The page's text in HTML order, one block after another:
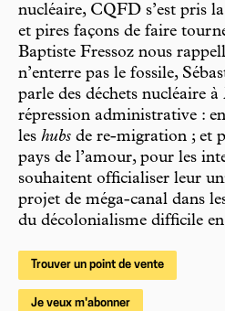
nucléaire, CQFD s’est pris
et pires façons de faire
Baptiste Fressoz nous
n’enterre pas le fossile,
parle des déchets nucléaire
répression administrative :
les hubs de re-migration ; et
pays de l’amour, pour les
souhaitent officialiser leur
projet de méga-canal dans
du décolonialisme difficile
Trouver un point de vente
Je veux m'abonner